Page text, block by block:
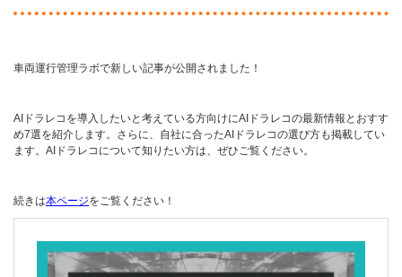
車両運行管理ラボで新しい記事が公開されました！
AIドラレコを導入したいと考えている方向けにAIドラレコの最新情報とおすす
め7選を紹介します。さらに、自社に合ったAIドラレコの選び方も掲載してい
ます。AIドラレコについて知りたい方は、ぜひご覧ください。
続きは本ページをご覧ください！